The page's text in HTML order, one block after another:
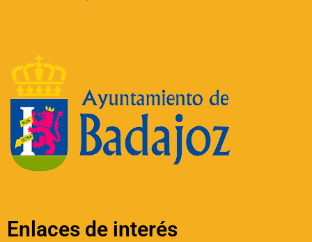
Enlaces de interés